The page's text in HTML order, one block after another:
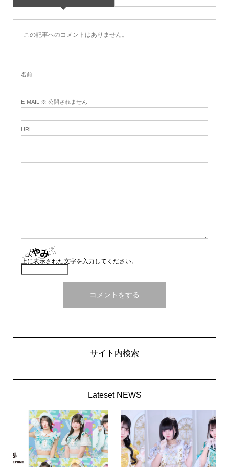
この記事へのコメントはありません。
名前
E-MAIL ※ 公開されません
URL
上に表示された文字を入力してください。
サイト内検索
Lateset NEWS